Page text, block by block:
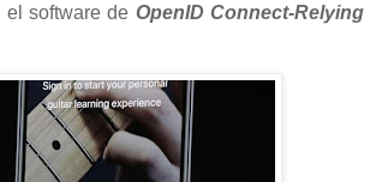
el software de OpenID Connect-Relying